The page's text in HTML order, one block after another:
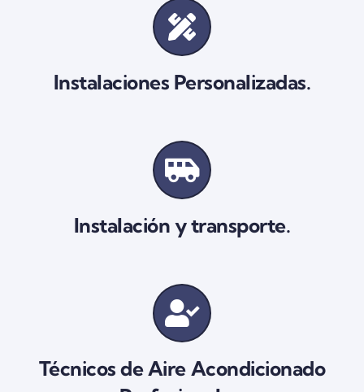
Instalaciones Personalizadas.
Instalación y transporte.
Técnicos de Aire Acondicionado